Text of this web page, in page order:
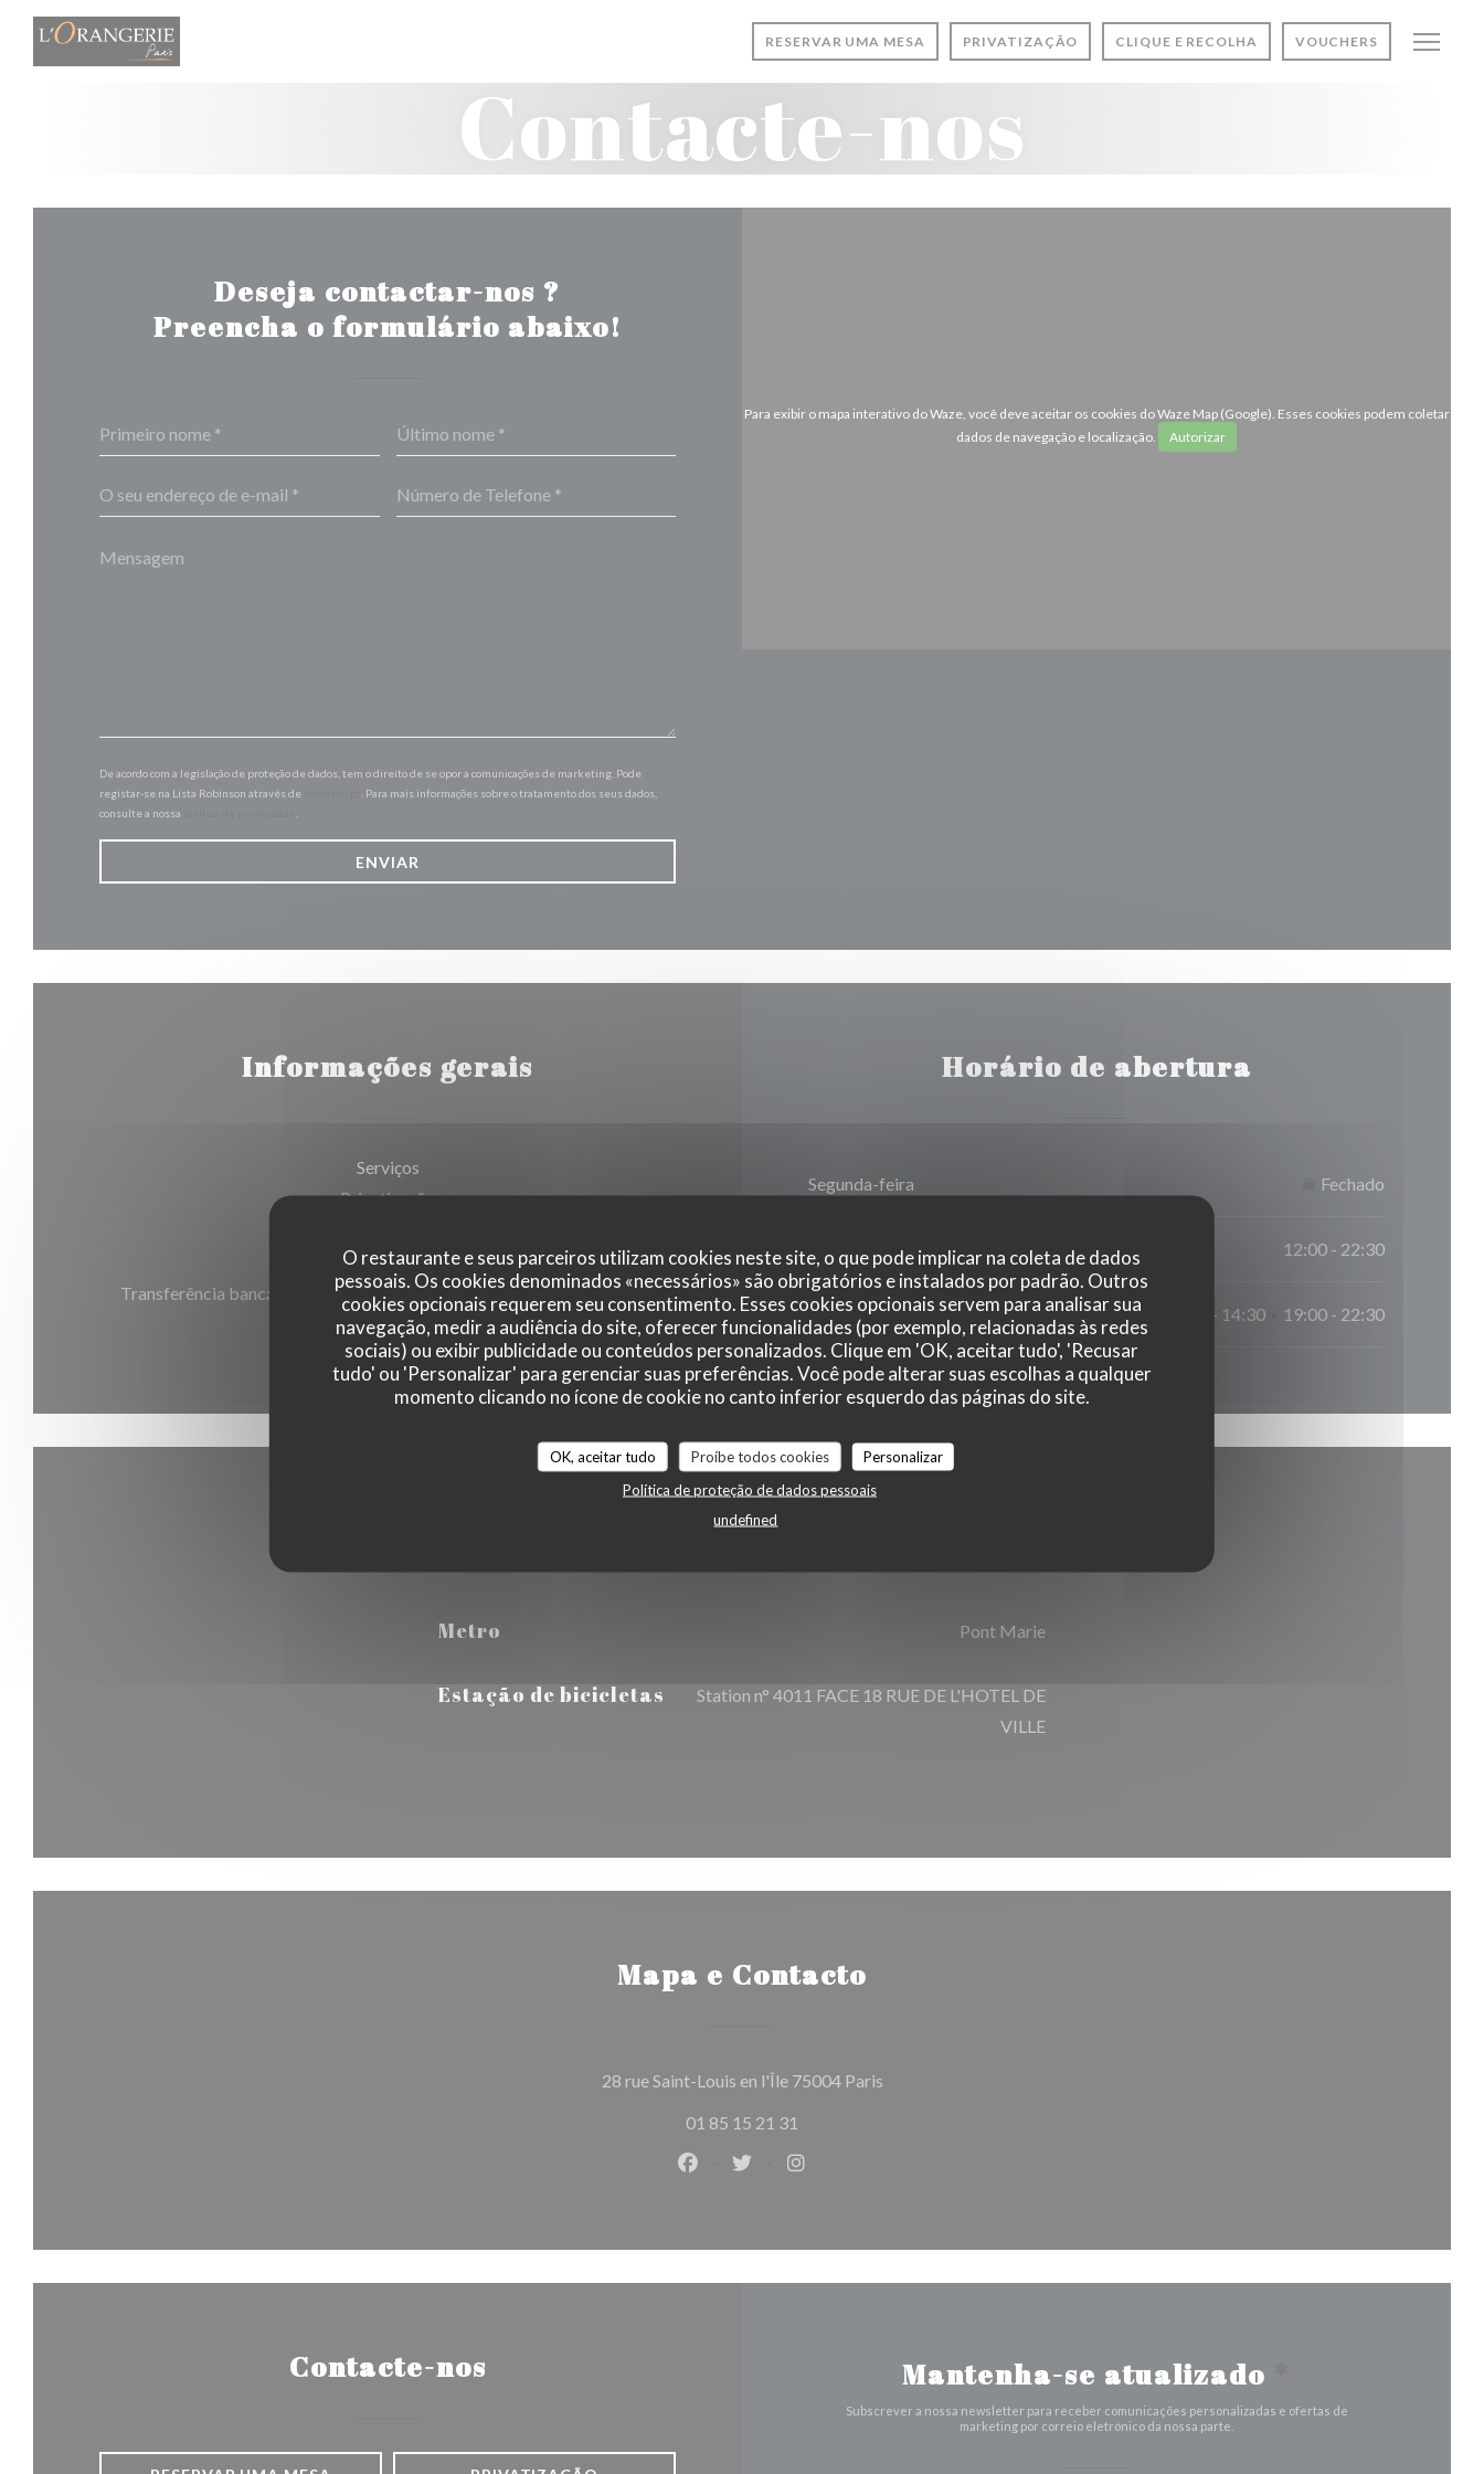
Painel de Gerenciamento de Cookies
O restaurante e seus parceiros utilizam cookies neste site, o que pode implicar na coleta de dados
pessoais. Os cookies denominados «necessários» são obrigatórios e instalados por padrão. Outros
cookies opcionais requerem seu consentimento. Esses cookies opcionais servem para analisar sua
navegação, medir a audiência do site, oferecer funcionalidades (por exemplo, relacionadas às redes
sociais) ou exibir publicidade ou conteúdos personalizados. Clique em 'OK, aceitar tudo', 'Recusar
tudo' ou 'Personalizar' para gerenciar suas preferências. Você pode alterar suas escolhas a qualquer
momento clicando no ícone de cookie no canto inferior esquerdo das páginas do site.
OK, aceitar tudo Proíbe todos cookies
Personalizar
Política de proteção de dados pessoais
undefined
RESERVAR UMA MESA PRIVATIZAÇÃO CLIQUE E RECOLHA VOUCHERS
Contacte-nos
Deseja contactar-nos ?
Preencha o formulário abaixo!
De acordo com a legislação de proteção de dados, tem o direito de se opor a comunicações de marketing. Pode
registar-se na Lista Robinson através de
. Para mais informações sobre o tratamento dos seus dados,
consulte a nossa
Para exibir o mapa interativo do Waze, você deve aceitar os cookies do Waze Map (Google). Esses cookies podem coletar
dados de navegação e localização.
Autorizar
Informações gerais
Serviços
Privatização
Métodos de pagamento
Transferência bancária, Eurocard/Mastercard, Dinheiro, Visa, Cheques,
American Express, Cartão Azul
Horário de abertura
Segunda-feira Fechado
12:00 - 22:30
Qua- Dom 12:00 - 14:30 19:00 - 22:30
Acesso
Metro Pont Marie
Estação de bicicletas
Station n° 4011 FACE 18 RUE DE L'HOTEL DE
VILLE
Mapa e Contacto
28 rue Saint-Louis en l'Île 75004 Paris((abre numa nova janela))
01 85 15 21 31
Facebook ((abre numa nova janela))
Twitter ((abre numa nova janela))
Instagram ((abre numa nova janela))
Contacte-nos Mantenha-se atualizado
Subscrever a nossa newsletter para receber comunicações personalizadas e ofertas de
marketing por correio eletrónico da nossa parte.